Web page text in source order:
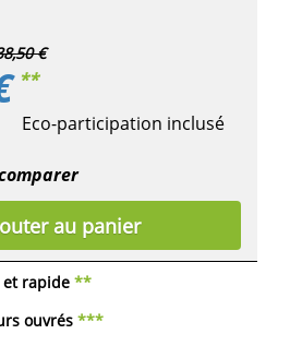
€
**
Eco-participation inclusé
rapide **
ouvrés ***
au panier